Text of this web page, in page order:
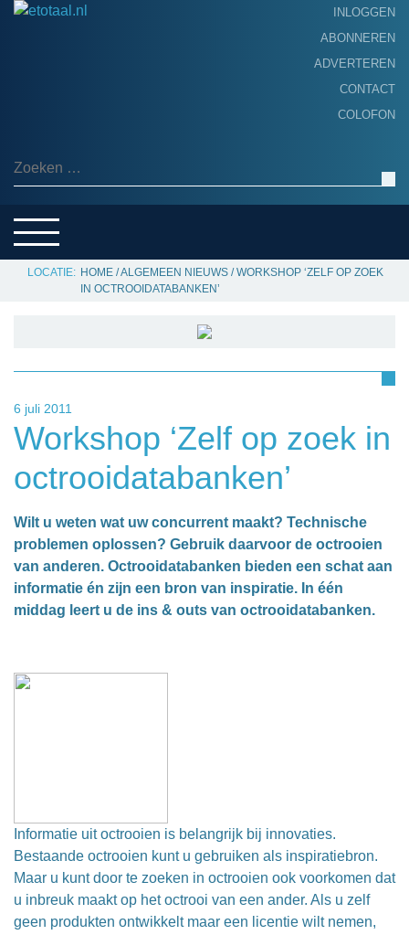
INLOGGEN
ABONNEREN
ADVERTEREN
CONTACT
COLOFON
Zoeken naar:
SERVICE
HOME /ALGEMEEN NIEUWS /WORKSHOP ‘ZELF OP ZOEK
IN OCTROOIDATABANKEN’
6 juli 2011
Workshop ‘Zelf op zoek in
octrooidatabanken’
Wilt u weten wat uw concurrent maakt? Technische
problemen oplossen? Gebruik daarvoor de octrooien
van anderen. Octrooidatabanken bieden een schat aan
informatie én zijn een bron van inspiratie. In één
middag leert u de ins & outs van octrooidatabanken.
Informatie uit octrooien is belangrijk bij innovaties.
Bestaande octrooien kunt u gebruiken als inspiratiebron.
Maar u kunt door te zoeken in octrooien ook voorkomen dat
u inbreuk maakt op het octrooi van een ander. Als u zelf
geen produkten ontwikkelt maar een licentie wilt nemen,